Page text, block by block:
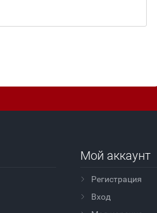
Мой аккаунт
Регистрация
Вход